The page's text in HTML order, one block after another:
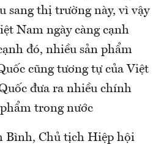
sang thị trường này, vì vậy
Nam ngày càng cạnh
đó, nhiều sản phẩm
cũng tương tự của Việt
đưa ra nhiều chính
trong nước
Bình, Chủ tịch Hiệp hội